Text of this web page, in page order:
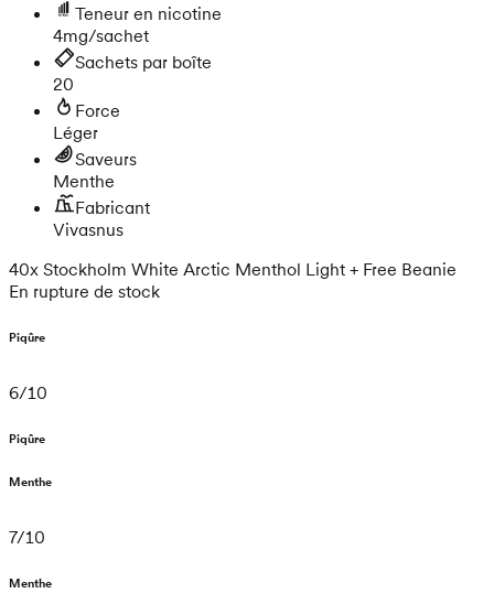
Teneur en nicotine
4mg/sachet
Sachets par boîte
20
Force
Léger
Saveurs
Menthe
Fabricant
Vivasnus
40x Stockholm White Arctic Menthol Light + Free Beanie
En rupture de stock
Piqûre
6/10
Piqûre
Menthe
7/10
Menthe